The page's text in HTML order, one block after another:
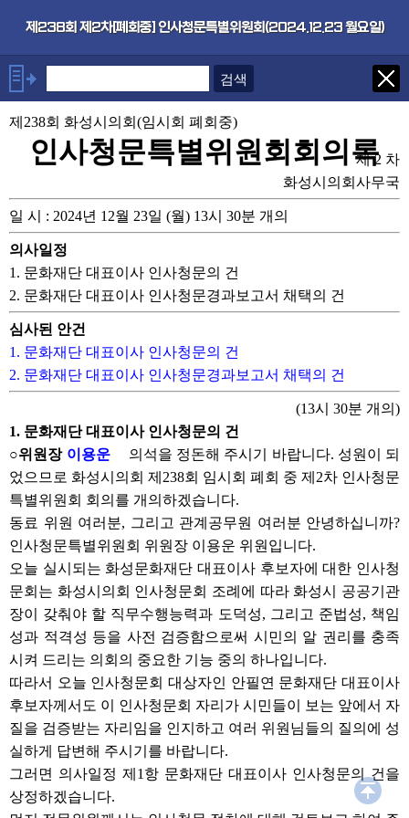
제238회 제2차[폐회중] 인사청문특별위원회(2024.12.23 월요일)
×
안건
1. 문화재단 대표이사 인사청문의
2. 문화재단 대표이사 인사청문
제238회 화성시의회(임시회 폐회중)
인사청문특별위원회회의록제 2 차
화성시의회사무국
일 시 : 2024년 12월 23일 (월) 13시 30분 개의
의사일정
1. 문화재단 대표이사 인사청문의 건
2. 문화재단 대표이사 인사청문경과보고서 채택의 건
심사된 안건
1. 문화재단 대표이사 인사청문의 건
2. 문화재단 대표이사 인사청문경과보고서 채택의 건
(13시 30분 개의)
1. 문화재단 대표이사 인사청문의 건
○위원장 이용운
의석을 정돈해 주시기 바랍니다. 성원이 되
었으므로 화성시의회 제238회 임시회 폐회 중 제2차 인사청문
특별위원회 회의를 개의하겠습니다.
동료 위원 여러분, 그리고 관계공무원 여러분 안녕하십니까?
인사청문특별위원회 위원장 이용운 위원입니다.
오늘 실시되는 화성문화재단 대표이사 후보자에 대한 인사청
문회는 화성시의회 인사청문회 조례에 따라 화성시 공공기관
장이 갖춰야 할 직무수행능력과 도덕성, 그리고 준법성, 책임
성과 적격성 등을 사전 검증함으로써 시민의 알 권리를 충족
시켜 드리는 의회의 중요한 기능 중의 하나입니다.
따라서 오늘 인사청문회 대상자인 안필연 문화재단 대표이사
후보자께서도 이 인사청문회 자리가 시민들이 보는 앞에서 자
질을 검증받는 자리임을 인지하고 여러 위원님들의 질의에 성
실하게 답변해 주시기를 바랍니다.
그러면 의사일정 제1항 문화재단 대표이사 인사청문의 건을
상정하겠습니다.